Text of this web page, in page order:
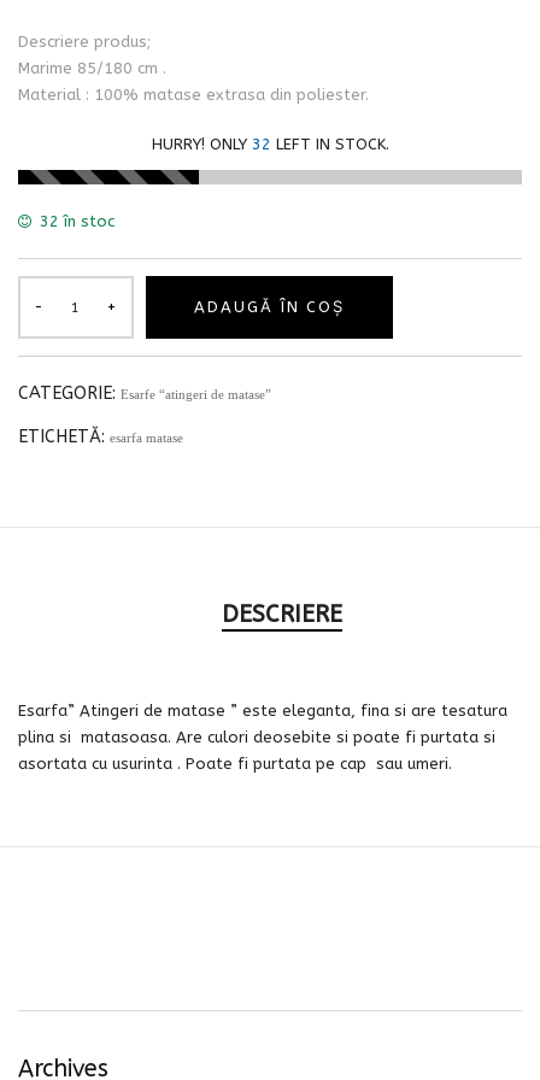
Descriere produs;
Marime 85/180 cm .
Material : 100% matase extrasa din poliester.
HURRY! ONLY 32 LEFT IN STOCK.
32 în stoc
ADAUGĂ ÎN COȘ
CATEGORIE: Esarfe “atingeri de matase”
ETICHETĂ: esarfa matase
DESCRIERE
Esarfa” Atingeri de matase ” este eleganta, fina si are tesatura
plina si matasoasa. Are culori deosebite si poate fi purtata si
asortata cu usurinta . Poate fi purtata pe cap sau umeri.
Archives